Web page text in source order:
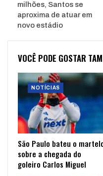
milhões, Santos se
aproxima de atuar em
novo estádio
VOCÊ PODE GOSTAR
NOTÍCIAS
São Paulo bateu o
sobre a chegada do
goleiro Carlos Miguel